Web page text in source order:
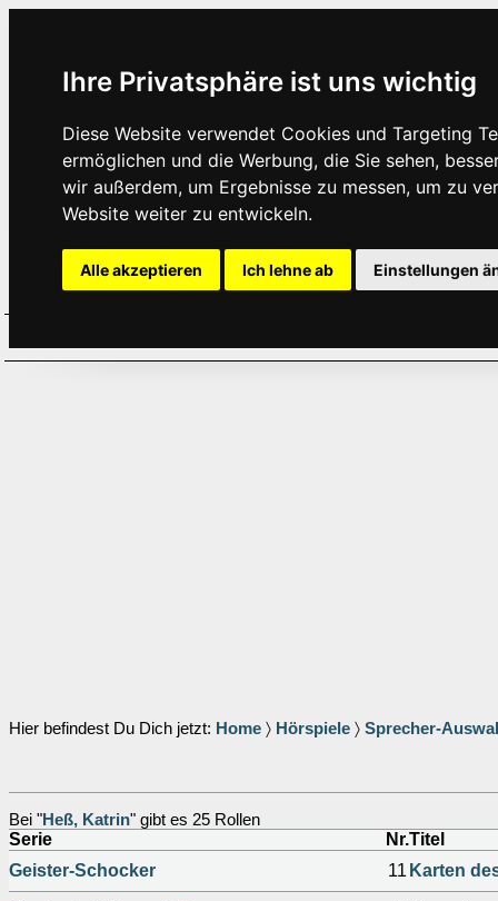
Ihre Privatsphäre ist uns wichtig
Diese Website verwendet Cookies und Targeting
ermöglichen und die Werbung, die Sie sehen,
wir außerdem, um Ergebnisse zu messen, um zu
Website weiter zu entwickeln.
Alle akzeptieren Ich lehne ab Einstellungen
Hier befindest Du Dich jetzt: Home 〉 Hörspiele 〉 Sprecher-
Bei "Heß, Katrin" gibt es 25 Rollen
Serie Nr.Titel
Geister-Schocker
11 Karten